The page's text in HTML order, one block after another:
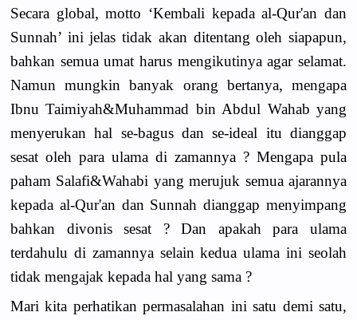
Secara global, motto ‘Kembali kepada al-Qur'an dan
Sunnah’ ini jelas tidak akan ditentang oleh siapapun,
bahkan semua umat harus mengikutinya agar selamat.
Namun mungkin banyak orang bertanya, mengapa
Ibnu Taimiyah&Muhammad bin Abdul Wahab yang
menyerukan hal se-bagus dan se-ideal itu dianggap
sesat oleh para ulama di zamannya ? Mengapa pula
paham Salafi&Wahabi yang merujuk semua ajarannya
kepada al-Qur'an dan Sunnah dianggap menyimpang
bahkan divonis sesat ? Dan apakah para ulama
terdahulu di zamannya selain kedua ulama ini seolah
tidak mengajak kepada hal yang sama ?
Mari kita perhatikan permasalahan ini satu demi satu,